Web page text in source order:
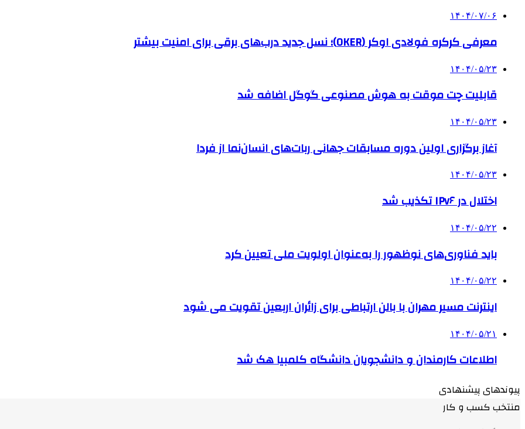
۱۴۰۴/۰۷/۰۶
معرفی کرکره فولادی اوکر (OKER)؛ نسل جدید درب‌های برقی برای امنیت بیشتر
۱۴۰۴/۰۵/۲۳
قابلیت چت موقت به هوش مصنوعی گوگل اضافه شد
۱۴۰۴/۰۵/۲۳
آغاز برگزاری اولین دوره مسابقات جهانی ربات‌های انسان‌نما از فردا
۱۴۰۴/۰۵/۲۳
اختلال در IPv۶ تکذیب شد
۱۴۰۴/۰۵/۲۲
باید فناوری‌های نوظهور را به‌عنوان اولویت ملی تعیین کرد
۱۴۰۴/۰۵/۲۲
اینترنت مسیر مهران با بالن ارتباطی برای زائران اربعین تقویت می شود
۱۴۰۴/۰۵/۲۱
اطلاعات کارمندان و دانشجویان دانشگاه کلمبیا هک شد
پیوندهای پیشنهادی
منتخب کسب و کار